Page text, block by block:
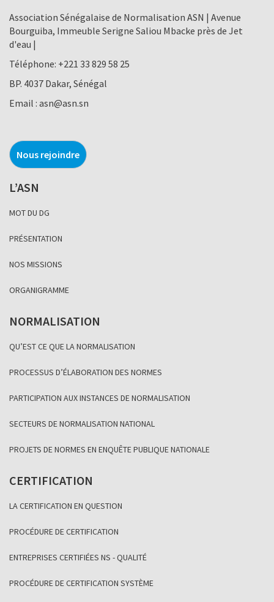
Association Sénégalaise de Normalisation ASN | Avenue
Bourguiba, Immeuble Serigne Saliou Mbacke près de Jet
d'eau |
Téléphone: +221 33 829 58 25
BP. 4037 Dakar, Sénégal
Email : asn@asn.sn
Nous rejoindre
L’ASN
MOT DU DG
PRÉSENTATION
NOS MISSIONS
ORGANIGRAMME
NORMALISATION
QU’EST CE QUE LA NORMALISATION
PROCESSUS D’ÉLABORATION DES NORMES
PARTICIPATION AUX INSTANCES DE NORMALISATION
SECTEURS DE NORMALISATION NATIONAL
PROJETS DE NORMES EN ENQUÊTE PUBLIQUE NATIONALE
CERTIFICATION
LA CERTIFICATION EN QUESTION
PROCÉDURE DE CERTIFICATION
ENTREPRISES CERTIFIÉES NS - QUALITÉ
PROCÉDURE DE CERTIFICATION SYSTÈME